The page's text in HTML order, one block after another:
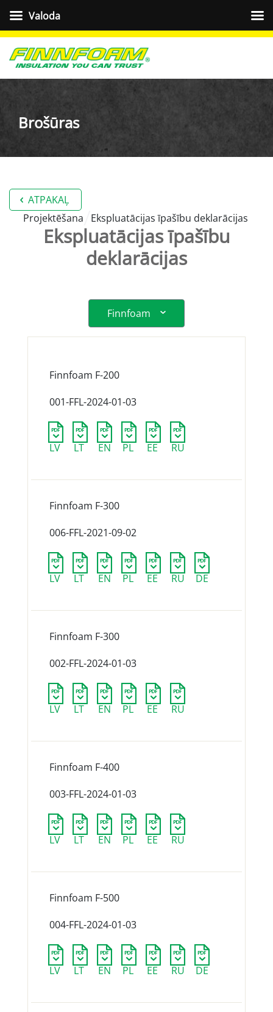
Brošūras
ATPAKAĻ
Projektēšana
Ekspluatācijas īpašību deklarācijas
Ekspluatācijas īpašību
deklarācijas
Finnfoam
Finnfoam F-200
001-FFL-2024-01-03
LV LT EN PL EE RU
Finnfoam F-300
006-FFL-2021-09-02
LV LT EN PL EE RU DE
Finnfoam F-300
002-FFL-2024-01-03
LV LT EN PL EE RU
Finnfoam F-400
003-FFL-2024-01-03
LV LT EN PL EE RU
Finnfoam F-500
004-FFL-2024-01-03
LV LT EN PL EE RU DE
Valoda